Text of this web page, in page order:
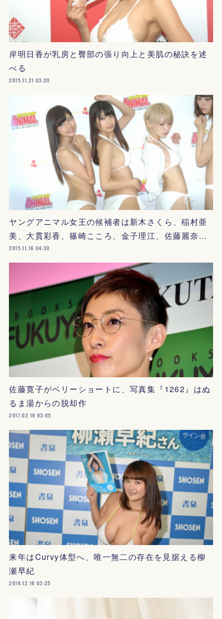
岸明日香が乳房と臀部の張り向上と美肌の秘訣を述
べる
2015.11.21 03:20
ヤングアニマル女王の候補者は新木さくら、稲村亜
美、大貫彩香、篠崎こころ、金子理江、佐藤麗奈…
2015.11.16 04:30
佐藤寛子がベリーショートに、写真集『1262』はぬ
るま湯からの脱却作
2017.02.19 03:05
来年はCurvy体型へ、唯一無二の存在を見据える柳
瀬早紀
2016.12.16 03:25